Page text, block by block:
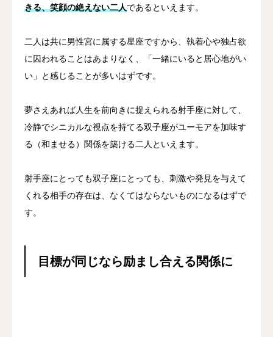
きる、笑顔の絶えない二人であるといえます。
二人は共に男性宮に属する星座ですから、執着心や独占欲
に囚われることはあまりなく、「一緒にいると居心地がい
い」と感じることが多いはずです。
夢さえあれば人生を前向きに捉えられる射手座に対して、
冷静でシニカルな視点を持てる双子座がユーモアを加味す
る（和ませる）関係を築ける二人といえます。
射手座にとっても双子座にとっても、刺激や発見を与えて
くれる相手の存在は、なくてはならないものになるはずで
す。
目標が同じなら励まし合える関係に